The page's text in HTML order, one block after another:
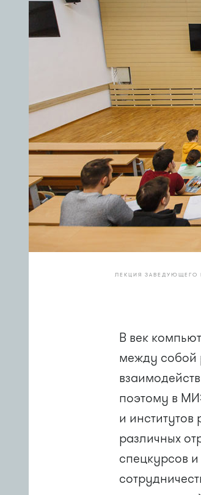
ЛЕКЦИЯ ЗАВЕДУЮЩЕГО
В век
между собой
поэтому в
и институтов
различных
спецкурсов